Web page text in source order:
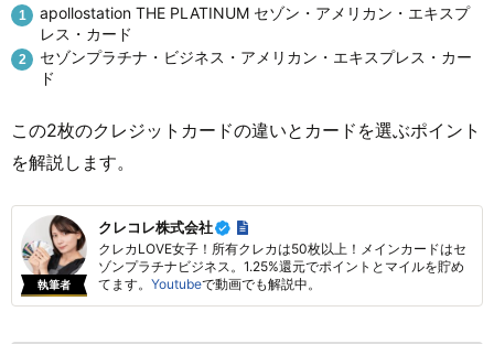
apollostation THE PLATINUM セゾン・アメリカン・エキスプ
レス・カード
セゾンプラチナ・ビジネス・アメリカン・エキスプレス・カー
ド
この2枚のクレジットカードの違いとカードを選ぶポイント
を解説します。
執筆者
クレコレ株式会社
クレカLOVE女子！所有クレカは50枚以上！メインカードはセ
ゾンプラチナビジネス。1.25%還元でポイントとマイルを貯め
てます。 Youtubeで動画でも解説中。